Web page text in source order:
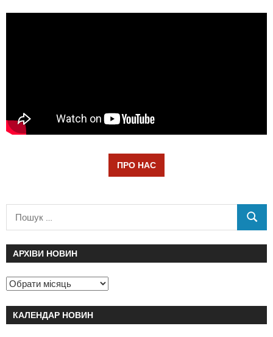
ПРО НАС
АРХІВИ НОВИН
КАЛЕНДАР НОВИН